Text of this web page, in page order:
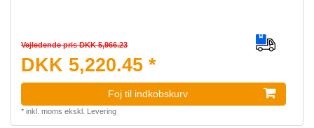
Vejledende pris DKK 5,966.23
DKK 5,220.45 *
Foj til indkobskurv
* inkl. moms ekskl. Levering